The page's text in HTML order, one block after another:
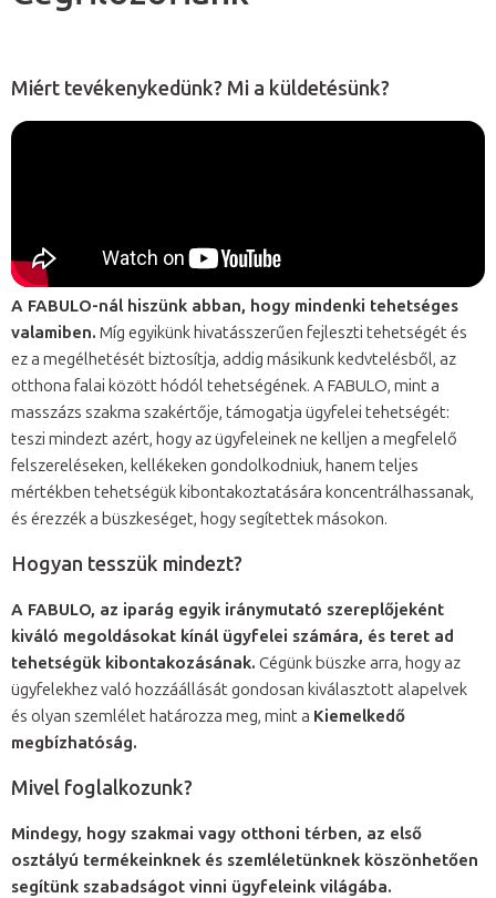
Miért tevékenykedünk? Mi a küldetésünk?
A FABULO-nál hiszünk abban, hogy mindenki tehetséges
valamiben. Míg egyikünk hivatásszerűen fejleszti tehetségét és
ez a megélhetését biztosítja, addig másikunk kedvtelésből, az
otthona falai között hódól tehetségének. A FABULO, mint a
masszázs szakma szakértője, támogatja ügyfelei tehetségét:
teszi mindezt azért, hogy az ügyfeleinek ne kelljen a megfelelő
felszereléseken, kellékeken gondolkodniuk, hanem teljes
mértékben tehetségük kibontakoztatására koncentrálhassanak,
és érezzék a büszkeséget, hogy segítettek másokon.
Hogyan tesszük mindezt?
A FABULO, az iparág egyik iránymutató szereplőjeként
kiváló megoldásokat kínál ügyfelei számára, és teret ad
tehetségük kibontakozásának. Cégünk büszke arra, hogy az
ügyfelekhez való hozzáállását gondosan kiválasztott alapelvek
és olyan szemlélet határozza meg, mint a Kiemelkedő
megbízhatóság.
Mivel foglalkozunk?
Mindegy, hogy szakmai vagy otthoni térben, az első
osztályú termékeinknek és szemléletünknek köszönhetően
segítünk szabadságot vinni ügyfeleink világába.